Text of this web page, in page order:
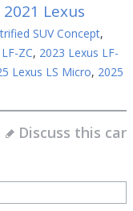
2021 Lexus
SUV Concept,
ZC, 2023 Lexus LF-
Lexus LS Micro, 2025
Discuss this car